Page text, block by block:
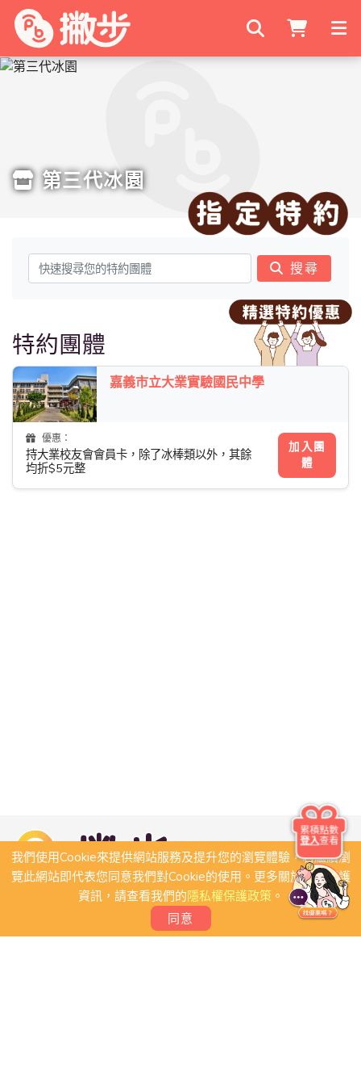
搜尋商家
第三代冰園
搜尋
特約團體
嘉義市立大業實驗國民中學
優惠：
持大業校友會會員卡，除了冰棒類以外，其餘
均折$5元整
加入團
體
我們使用Cookie來提供網站服務及提升您的瀏覽體驗，若繼續瀏
覽此網站即代表您同意我們對Cookie的使用。更多關於隱私保護
資訊，請查看我們的隱私權保護政策。
同意
累積點數
登入查看